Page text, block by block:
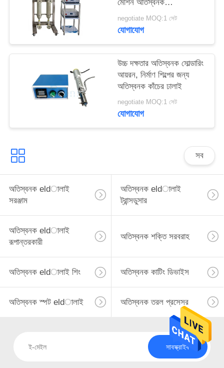
মেশিন অতিস্বনক
homogenizer মেশিন
negotiate MOQ:1 সেট
যোগাযোগ
উচ্চ দক্ষতার অতিস্বনক সোল্ডারিং
আয়রন, নির্মাণ শিল্পের জন্য
অতিস্বনক কাঁচের ঢালাই
negotiate MOQ:1 সেট
যোগাযোগ
সব
অতিস্বনক eldালাই
সরঞ্জাম
অতিস্বনক eldালাই
ট্রান্সডুসার
অতিস্বনক eldালাই
রূপান্তরকারী
অতিস্বনক শক্তি সরবরাহ
অতিস্বনক eldালাই শিং অতিস্বনক কাটিং ডিভাইস
অতিস্বনক স্পট eldালাই অতিস্বনক তরল প্রসেসর
সাবস্ক্রাইব